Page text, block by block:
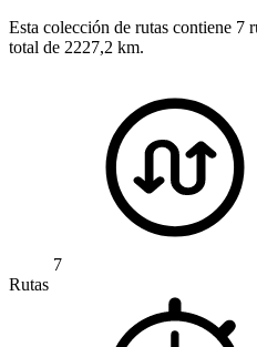
Esta colección de rutas contiene 7
total de 2227,2 km.
7
Rutas